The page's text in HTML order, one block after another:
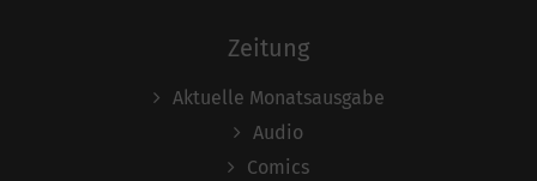
Zeitung
Aktuelle Monatsausgabe
Audio
Comics